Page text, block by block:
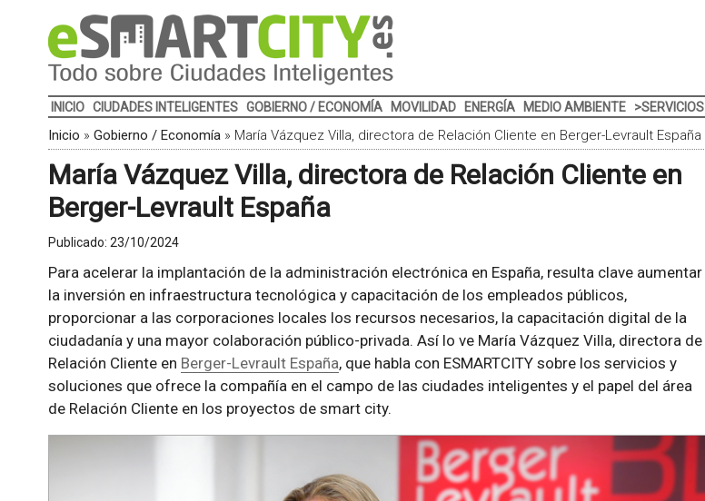
INICIO CIUDADES INTELIGENTES GOBIERNO / ECONOMÍA MOVILIDAD ENERGÍA MEDIO AMBIENTE >SERVICIOS
Inicio » Gobierno / Economía» María Vázquez Villa, directora de Relación Cliente en Berger-Levrault España
María Vázquez Villa, directora de Relación Cliente en
Berger-Levrault España
Publicado: 23/10/2024
Para acelerar la implantación de la administración electrónica en España, resulta clave aumentar
la inversión en infraestructura tecnológica y capacitación de los empleados públicos,
proporcionar a las corporaciones locales los recursos necesarios, la capacitación digital de la
ciudadanía y una mayor colaboración público-privada. Así lo ve María Vázquez Villa, directora de
Relación Cliente en Berger-Levrault España, que habla con ESMARTCITY sobre los servicios y
soluciones que ofrece la compañía en el campo de las ciudades inteligentes y el papel del área
de Relación Cliente en los proyectos de smart city.